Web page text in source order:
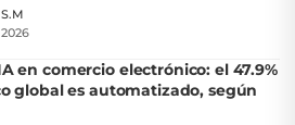
en comercio electrónico: el 47.9%
global es automatizado, según